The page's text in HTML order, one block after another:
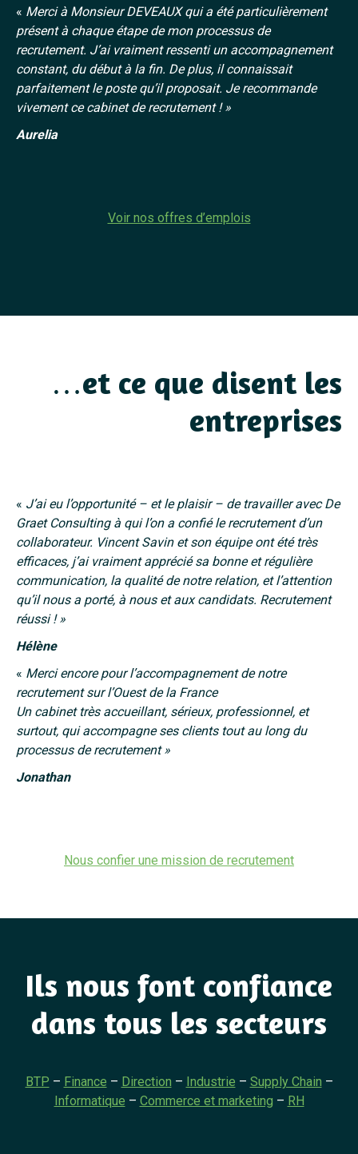
« Merci à Monsieur DEVEAUX qui a été particulièrement
présent à chaque étape de mon processus de
recrutement. J’ai vraiment ressenti un accompagnement
constant, du début à la fin. De plus, il connaissait
parfaitement le poste qu’il proposait. Je recommande
vivement ce cabinet de recrutement ! »
Aurelia
Voir nos offres d’emplois
…et ce que disent les
entreprises
« J’ai eu l’opportunité – et le plaisir – de travailler avec De
Graet Consulting à qui l’on a confié le recrutement d’un
collaborateur. Vincent Savin et son équipe ont été très
efficaces, j’ai vraiment apprécié sa bonne et régulière
communication, la qualité de notre relation, et l’attention
qu’il nous a porté, à nous et aux candidats. Recrutement
réussi ! »
Hélène
« Merci encore pour l’accompagnement de notre
recrutement sur l’Ouest de la France
Un cabinet très accueillant, sérieux, professionnel, et
surtout, qui accompagne ses clients tout au long du
processus de recrutement »
Jonathan
Nous confier une mission de recrutement
Ils nous font confiance
dans tous les secteurs
BTP – Finance – Direction – Industrie – Supply Chain –
Informatique – Commerce et marketing – RH